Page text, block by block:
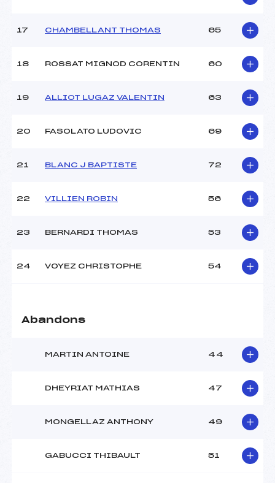
Température départ :
-2°C
0°C
Catégorie :
Min
17 CHAMBELLANT THOMAS 65
18 ROSSAT MIGNOD CORENTIN 60
19 ALLIOT LUGAZ VALENTIN 63
20 FASOLATO LUDOVIC 69
21 BLANC J BAPTISTE 72
22 VILLIEN ROBIN 56
23 BERNARDI THOMAS 53
24 VOYEZ CHRISTOPHE 54
Abandons
MARTIN ANTOINE 44
DHEYRIAT MATHIAS 47
MONGELLAZ ANTHONY 49
GABUCCI THIBAULT 51